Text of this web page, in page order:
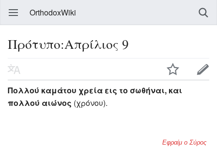
OrthodoxWiki
Πρότυπο:Απρίλιος 9
Πολλού καμάτου χρεία εις το σωθήναι, και
πολλού αιώνος (χρόνου).
Εφραίμ ο Σύρος